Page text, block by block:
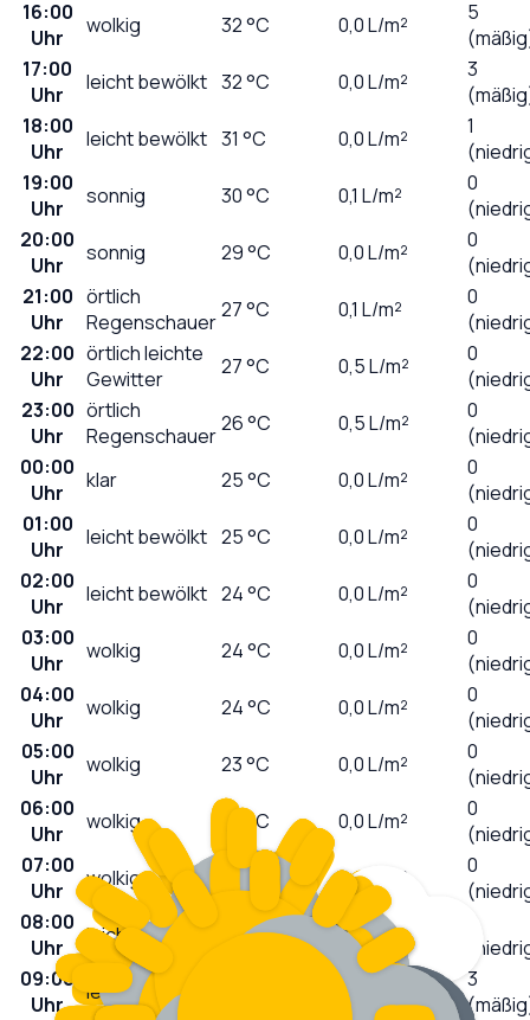
16:00
Uhr
wolkig 32°C 0,0L/m²
5
17:00
Uhr
leicht bewölkt 32°C 0,0L/m²
3
18:00
Uhr
leicht bewölkt 31 °C 0,0L/m²
1
19:00
Uhr
sonnig 30°C 0,1 L/m²
0
20:00
Uhr
sonnig 29°C 0,0L/m²
0
21:00
Uhr
örtlich
Regenschauer27°C 0,1 L/m²
0
22:00
Uhr
örtlich leichte
Gewitter
27°C 0,5L/m²
0
23:00
Uhr
örtlich
Regenschauer26°C 0,5L/m²
0
00:00
Uhr
klar 25°C 0,0L/m²
0
01:00
Uhr
leicht bewölkt 25°C 0,0L/m²
0
02:00
Uhr
leicht bewölkt 24°C 0,0L/m²
0
03:00
Uhr
wolkig 24°C 0,0L/m²
0
04:00
Uhr
wolkig 24°C 0,0L/m²
0
05:00
Uhr
wolkig 23°C 0,0L/m²
0
06:00
Uhr
wolkig °C 0,0L/m²
0
07:00
Uhr
wolkig 0,0L/m²
0
08:00
Uhr
leicht bewölkt °C 0,0L/m²
09:00
Uhr
leicht bewölkt 0,0
3